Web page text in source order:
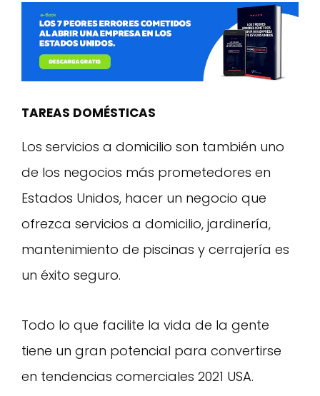
TAREAS DOMÉSTICAS
Los servicios a domicilio son también uno
de los negocios más prometedores en
Estados Unidos, hacer un negocio que
ofrezca servicios a domicilio, jardinería,
mantenimiento de piscinas y cerrajería es
un éxito seguro.
Todo lo que facilite la vida de la gente
tiene un gran potencial para convertirse
en tendencias comerciales 2021 USA.